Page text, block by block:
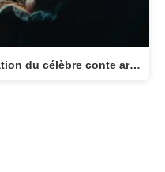
Scrooge : une nouvelle adaptation du célèbre conte arrive au cinéma le 11 novembre